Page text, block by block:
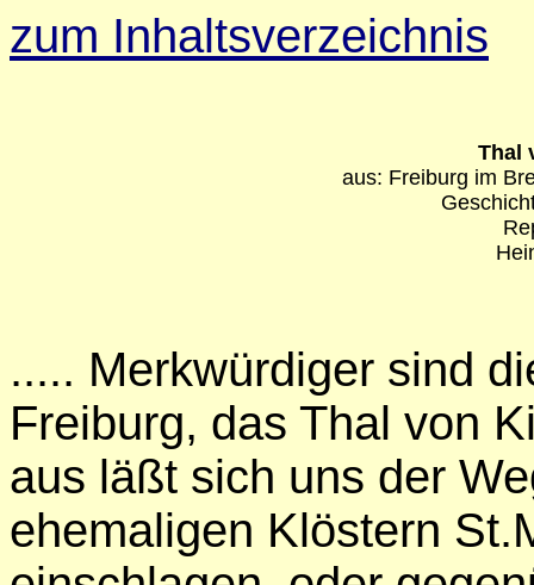
zum Inhaltsverzeichnis
Thal
aus: Freiburg im
..... Merkwürdiger sind
Freiburg, das Thal von
aus läßt sich uns der
ehemaligen Klöstern